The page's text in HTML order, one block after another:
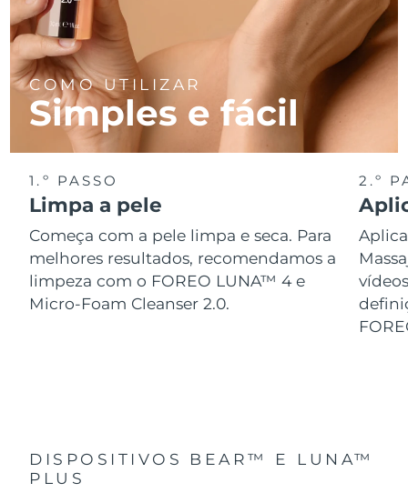
COMO UTILIZAR
Simples e fácil
1.º PASSO
Limpa a pele
Começa com a pele limpa e seca. Para
melhores resultados, recomendamos a
limpeza com o FOREO LUNA™ 4 e
Micro-Foam Cleanser 2.0.
2.º
DISPOSITIVOS BEAR™ E LUNA™
PLUS
Tailândia Entrega prevista 8/13/26
Turquia Entrega prevista 8/10/26
Emirados Árabes
Unidos
Entrega prevista8/10/26
Reino Unido Entrega prevista8/9/26
Estados Unidos 8/10/26
Uzbequistão Entrega prevista 8/14/26
Vietnã Entrega prevista 8/15/26